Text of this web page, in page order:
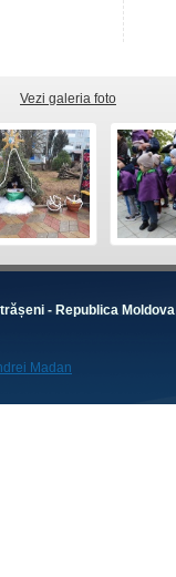
Vezi galeria foto
- Republica Moldova
Madan